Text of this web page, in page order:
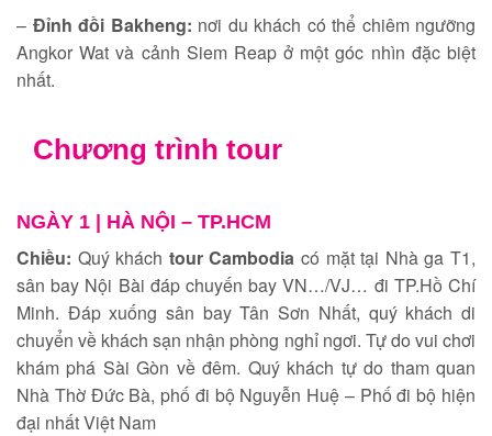
– Đỉnh đồi Bakheng: nơi du khách có thể chiêm ngưỡng
Angkor Wat và cảnh Siem Reap ở một góc nhìn đặc biệt
nhất.
Chương trình tour
NGÀY 1 | HÀ NỘI – TP.HCM
Chiều: Quý khách tour Cambodia có mặt tại Nhà ga T1,
sân bay Nội Bài đáp chuyến bay VN…/VJ… đi TP.Hồ Chí
Minh. Đáp xuống sân bay Tân Sơn Nhất, quý khách di
chuyển về khách sạn nhận phòng nghỉ ngơi. Tự do vui chơi
khám phá Sài Gòn về đêm. Quý khách tự do tham quan
Nhà Thờ Đức Bà, phố đi bộ Nguyễn Huệ – Phố đi bộ hiện
đại nhất Việt Nam